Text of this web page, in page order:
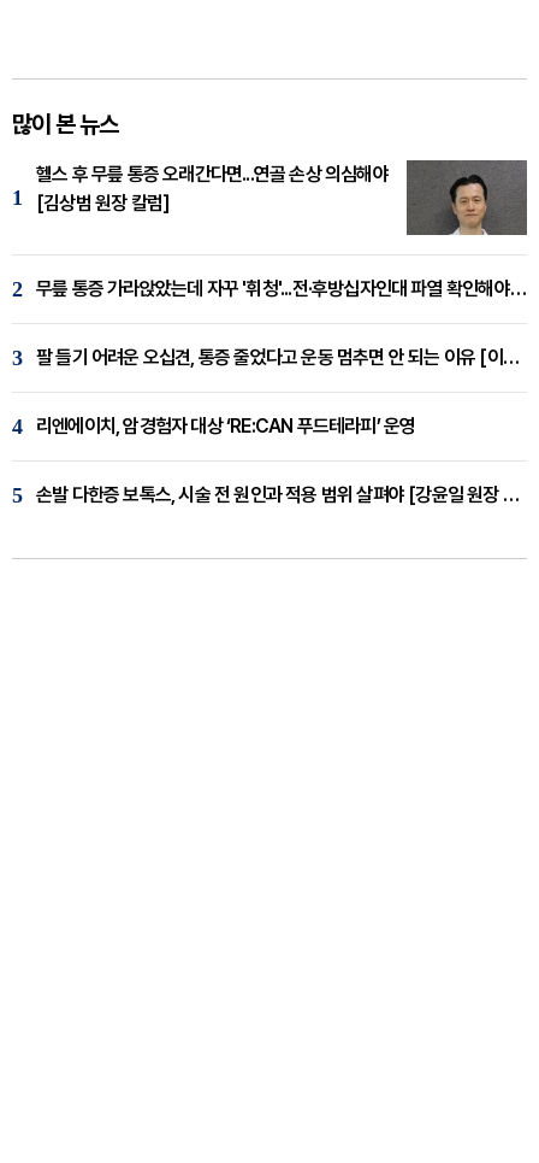
많이 본 뉴스
1
헬스 후 무릎 통증 오래간다면...연골 손상 의심해야
[김상범 원장 칼럼]
2 무릎 통증 가라앉았는데 자꾸 '휘청'...전·후방십자인대 파열 확인해야 [곽우경 원장 칼럼]
3 팔 들기 어려운 오십견, 통증 줄었다고 운동 멈추면 안 되는 이유 [이병욱 원장 칼럼]
4 리엔에이치, 암경험자 대상 ‘RE:CAN 푸드테라피’ 운영
5 손발 다한증 보톡스, 시술 전 원인과 적용 범위 살펴야 [강윤일 원장 칼럼]